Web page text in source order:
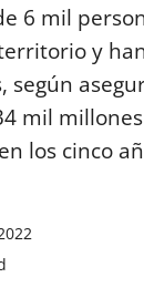
6 mil
y
según
mil
los cinco